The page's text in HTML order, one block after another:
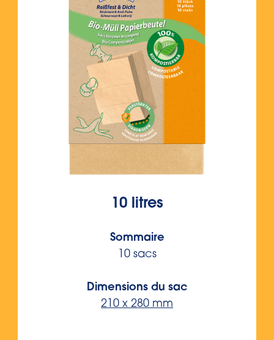
10 litres
Sommaire
10 sacs
Dimensions du sac
210 x 280 mm